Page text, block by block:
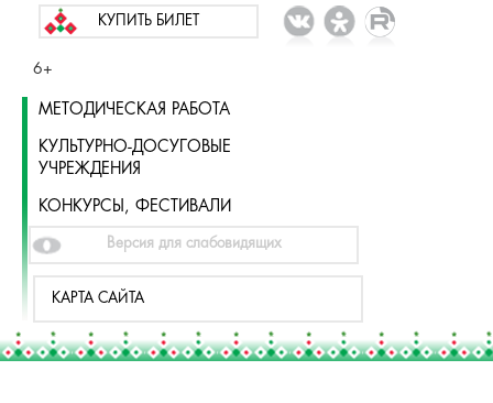
КУПИТЬ БИЛЕТ
6+
МЕТОДИЧЕСКАЯ РАБОТА
КУЛЬТУРНО-ДОСУГОВЫЕ
УЧРЕЖДЕНИЯ
КОНКУРСЫ, ФЕСТИВАЛИ
Версия для слабовидящих
КАРТА САЙТА